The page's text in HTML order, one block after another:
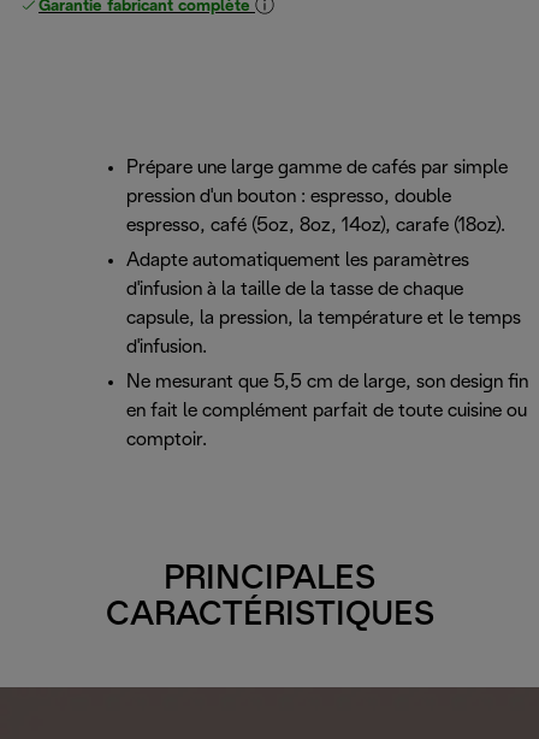
Garantie fabricant complète
Prépare une large gamme de cafés par simple
pression d'un bouton : espresso, double
espresso, café (5oz, 8oz, 14oz), carafe (18oz).
Adapte automatiquement les paramètres
d'infusion à la taille de la tasse de chaque
capsule, la pression, la température et le temps
d'infusion.
Ne mesurant que 5,5 cm de large, son design fin
en fait le complément parfait de toute cuisine ou
comptoir.
PRINCIPALES
CARACTÉRISTIQUES